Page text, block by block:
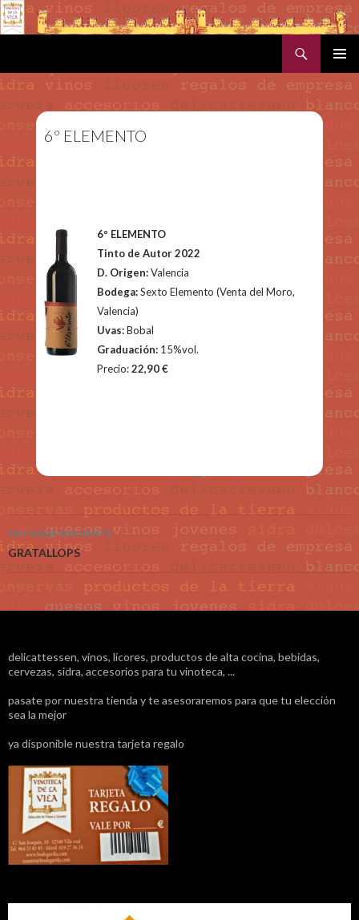
6º ELEMENTO
6º ELEMENTO
Tinto de Autor 2022
D. Origen:Valencia
Bodega:Sexto Elemento (Venta del Moro,
Valencia)
Uvas:Bobal
Graduación: 15%vol.
Precio:22,90 €
Navegación de entradas
ENTRADA SIGUIENTE
GRATALLOPS
delicattessen, vinos, licores, productos de alta cocina, bebidas,
cervezas, sidra, accesorios para tu vinoteca, ...
pasate por nuestra tienda y te asesoraremos para que tu elección
sea la mejor
ya disponible nuestra tarjeta regalo